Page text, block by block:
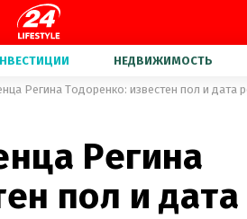
НЕДВИЖИМОСТЬ
Регина Тодоренко: известен пол и дата
Регина
пол и